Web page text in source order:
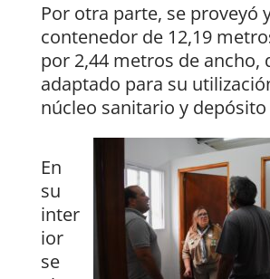
Por otra parte, se proveyó
contenedor de 12,19
por 2,44 metros de ancho,
adaptado para su
núcleo sanitario y
En
su
inter
ior
se